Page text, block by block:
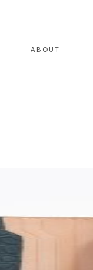
ABOUT